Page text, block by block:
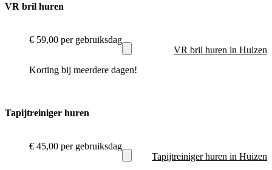
VR bril huren
€ 59,00 per gebruiksdag
Korting bij meerdere dagen!
VR bril huren in Huizen
Tapijtreiniger huren
€ 45,00 per gebruiksdag
Tapijtreiniger huren in Huizen